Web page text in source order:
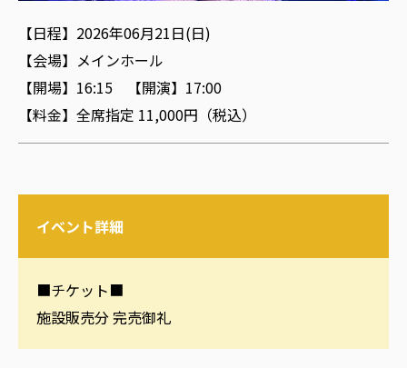
【日程】2026年06月21日(日)
【会場】メインホール
【開場】16:15 【開演】17:00
【料金】全席指定 11,000円（税込）
イベント詳細
■チケット■
施設販売分 完売御礼